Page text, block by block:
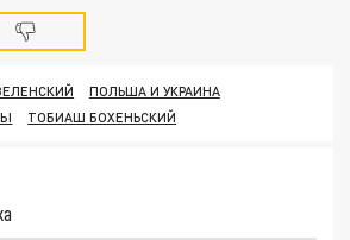
ПОЛЬША И УКРАИНА
ТОБИАШ БОХЕНЬСКИЙ